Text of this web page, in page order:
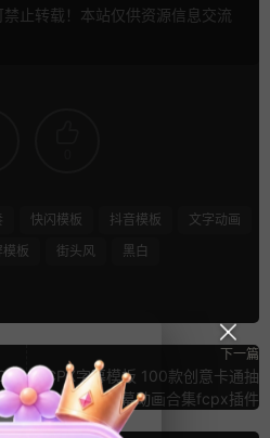
止转载！本站仅供资源信息交流
快闪模板 抖音模板
文字动画
模板 街头风 黑白
下一篇
FCPX字幕模板 100款创意卡通抽
象图形字幕动画合集fcpx插件